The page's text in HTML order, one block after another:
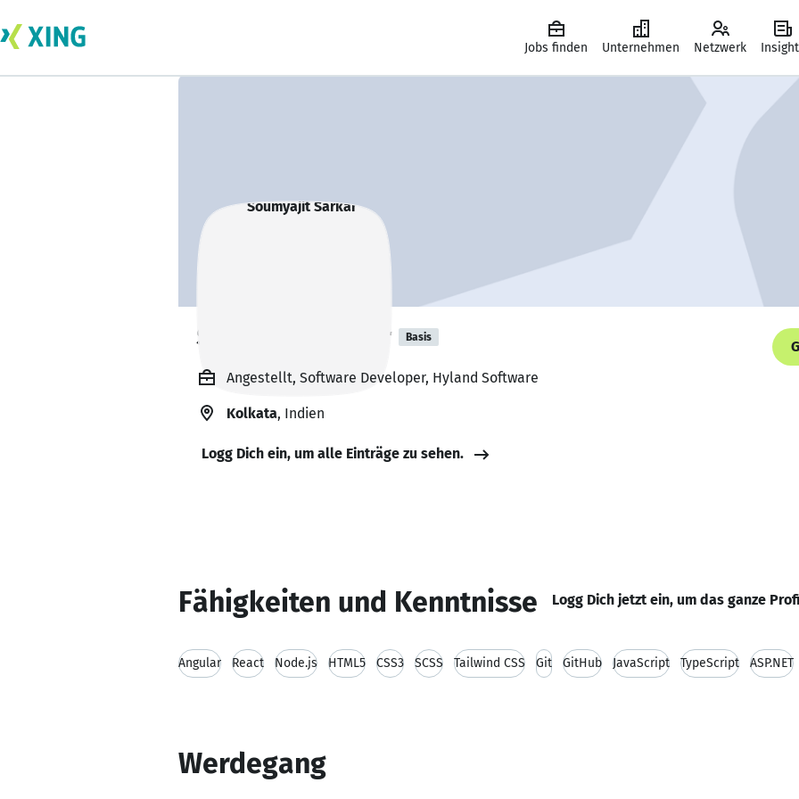
Jobs finden Unternehmen Netzwerk
Soumyajit Sarkar Basis
Angestellt, Software Developer, Hyland Software
Kolkata, Indien
Logg Dich ein, um alle Einträge zu sehen.
Fähigkeiten und Kenntnisse Logg Dich jetzt ein, um das ganze
Angular React Node.js HTML5 CSS3 SCSS Tailwind CSS Git GitHub JavaScript TypeScript ASP.NET
Werdegang